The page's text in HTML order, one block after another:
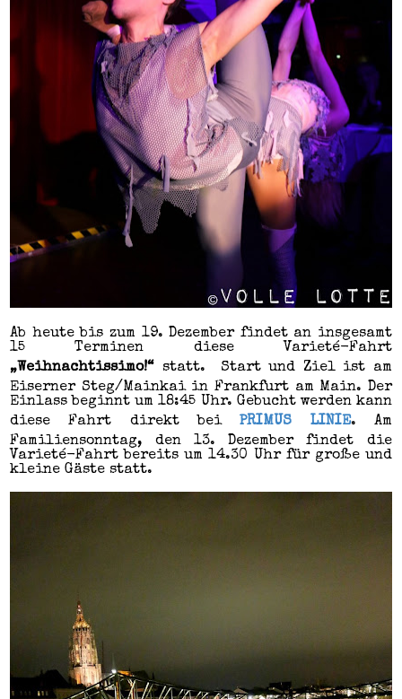
Ab heute bis zum 19. Dezember findet an insgesamt
15 Terminen diese Varieté-Fahrt
„Weihnachtissimo!“ statt. Start und Ziel ist am
Eiserner Steg/Mainkai in Frankfurt am Main. Der
Einlass beginnt um 18:45 Uhr. Gebucht werden kann
diese Fahrt direkt beiPRIMUS LINIE. Am
Familiensonntag, den 13. Dezember findet die
Varieté-Fahrt bereits um 14.30 Uhr für große und
kleine Gäste statt.